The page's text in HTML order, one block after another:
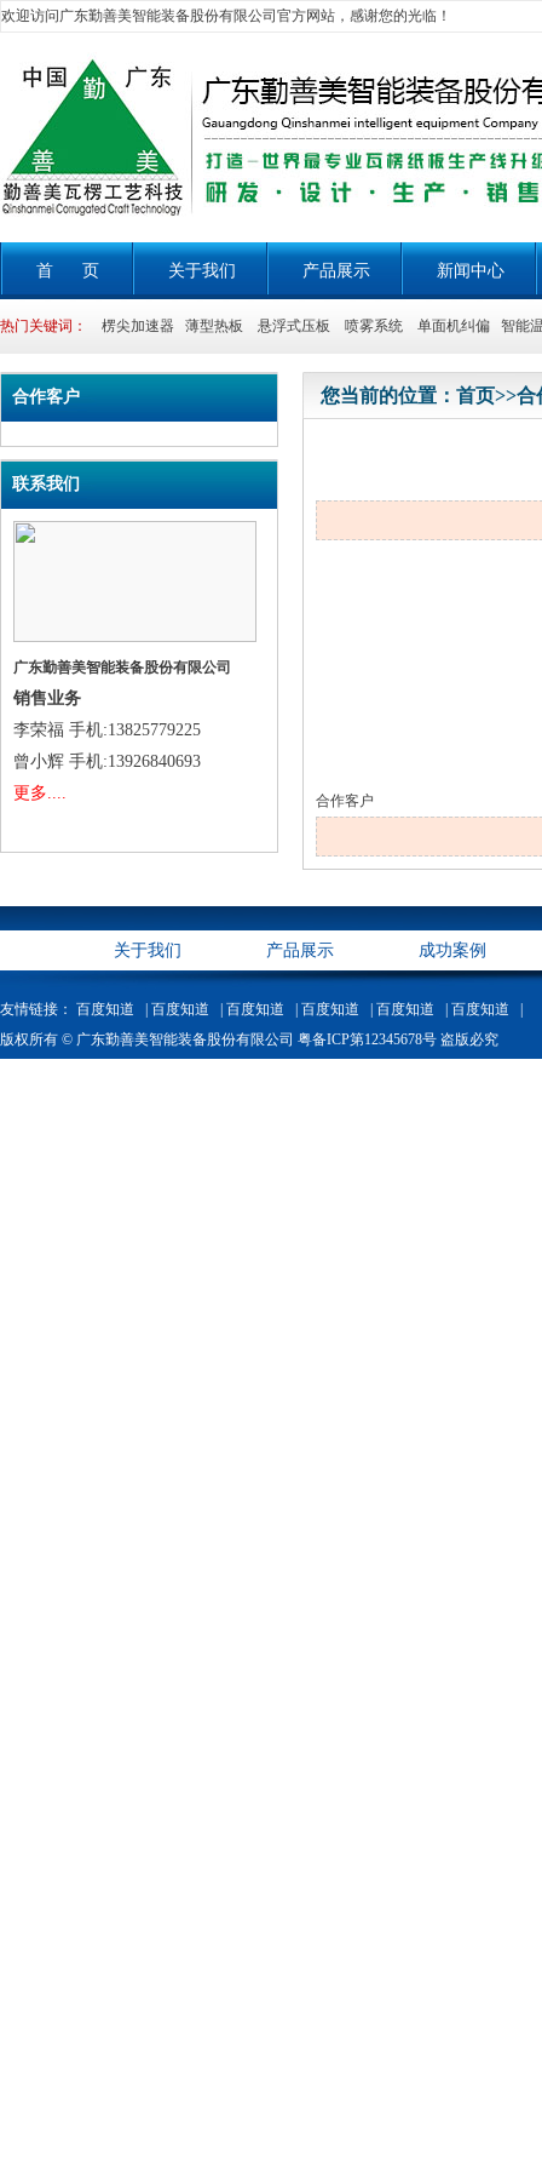
欢迎访问广东勤善美智能装备股份有限公司官方网站，感谢您的光临！
首 页 关于我们 产品展示 新闻中心
热门关键词： 楞尖加速器 薄型热板 悬浮式压板 喷雾系统 单面机纠偏 智能温
合作客户
联系我们
广东勤善美智能装备股份有限公司
销售业务
李荣福 手机:13825779225
曾小辉 手机:13926840693
更多....
您当前的位置： 首页>>合
合作客户
关于我们 产品展示 成功案例
友情链接： 百度知道 | 百度知道 | 百度知道 | 百度知道 | 百度知道 |
百度知道 |
版权所有 © 广东勤善美智能装备股份有限公司 粤备ICP第12345678号 盗版必究